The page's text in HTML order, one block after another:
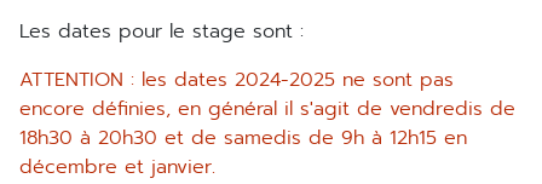
Les dates pour le stage sont :
ATTENTION : les dates 2024-2025 ne sont pas
encore définies, en général il s'agit de vendredis de
18h30 à 20h30 et de samedis de 9h à 12h15 en
décembre et janvier.